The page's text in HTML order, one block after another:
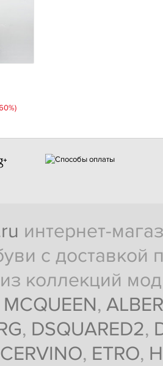
интернет-
с доставкой
коллекций
,
, DSQUARED2,
, ETRO,